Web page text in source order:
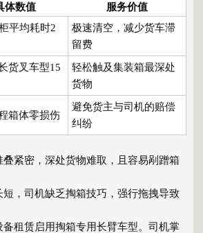
体数值 服务价值
平均耗时2
极速清空，减少货车滞
留费
货叉车型15
轻松触及集装箱最深处
货物
箱体零损伤
避免货主与司机的赔偿
纠纷
叠紧密，深处货物难取，且容易剐蹭箱
短，司机缺乏掏箱技巧，强行拖拽导致
备租赁启用掏箱专用长臂车型。司机掌